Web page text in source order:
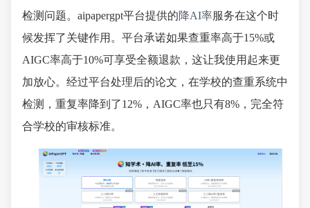
检测问题。aipapergpt平台提供的降AI率服务在这个时
候发挥了关键作用。平台承诺如果查重率高于15%或
AIGC率高于10%可享受全额退款，这让我使用起来更
加放心。经过平台处理后的论文，在学校的查重系统中
检测，重复率降到了12%，AIGC率也只有8%，完全符
合学校的审核标准。